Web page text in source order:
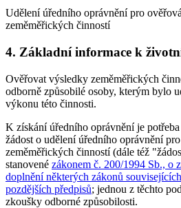
Udělení úředního oprávnění pro
zeměměřických činností
4. Základní informace k
Ověřovat výsledky zeměměřických
odborně způsobilé osoby, kterým bylo
výkonu této činnosti.
K získání úředního oprávnění je
žádost o udělení úředního oprávnění
zeměměřických činností (dále též
stanovené zákonem č. 200/1994 Sb., o
doplnění některých zákonů
pozdějších předpisů; jednou z těchto
zkoušky odborné způsobilosti.